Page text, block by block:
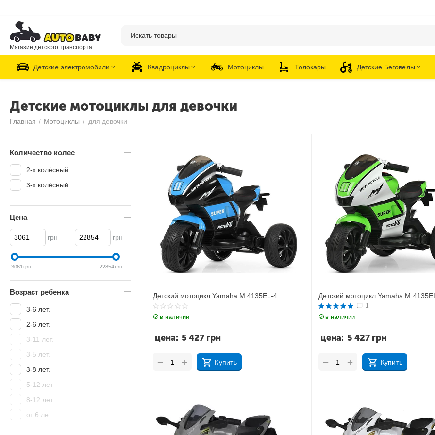
Магазин детского транспорта
Детские электромобили Квадроциклы Мотоциклы Толокары Детские Беговелы
Детские мотоциклы для девочки
Главная / Мотоциклы / для девочки
Детский мотоцикл Yamaha M 4135EL-4
в наличии
5 427 грн
цена:
Купить
+
−
Детский мотоцикл Yamaha M
1
в наличии
5 427 грн
цена:
Купить
+
−
Количество колес
2-х колёсный
3-х колёсный
Цена
грн – грн
3061 грн 22854грн
Возраст ребенка
3-6 лет.
2-6 лет.
3-11 лет.
3-5 лет.
3-8 лет.
5-12 лет
8-12 лет
от 6 лет